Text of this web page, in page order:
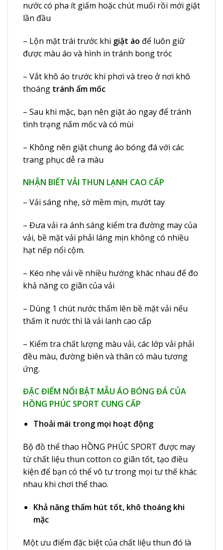
nước có pha ít giấm hoặc chút muối rồi mới giặt
lần đầu
– Lộn mặt trái trước khi giặt áo để luôn giữ
được màu áo và hình in tránh bong tróc
– Vắt khô áo trước khi phơi và treo ở nơi khô
thoáng tránh ẩm mốc
– Sau khi mặc, bạn nên giặt áo ngay để tránh
tình trạng nấm mốc và có mùi
– Không nên giặt chung áo bóng đá với các
trang phục dễ ra màu
NHẬN BIẾT VẢI THUN LẠNH CAO CẤP
– Vải sáng nhẹ, sờ mềm mịn, mướt tay
– Đưa vải ra ánh sáng kiểm tra đường may của
vải, bề mặt vải phải láng mịn không có nhiều
hạt nếp nổi cộm.
– Kéo nhẹ vải về nhiều hướng khác nhau để đo
khả năng co giãn của vải
– Dùng 1 chút nước thấm lên bề mặt vải nếu
thấm ít nước thì là vải lanh cao cấp
– Kiểm tra chất lượng màu vải, các lớp vải phải
đều màu, đường biên và thân có màu tương
ứng.
ĐẶC ĐIỂM NỔI BẬT MẪU ÁO BÓNG ĐÁ CỦA
HỒNG PHÚC SPORT CUNG CẤP
Thoải mái trong mọi hoạt động
Bộ đồ thể thao HỒNG PHÚC SPORT được may
từ chất liệu thun cotton co giãn tốt, tạo điều
kiện để bạn có thể vô tư trong mọi tư thế khác
nhau khi chơi thể thao.
Khả năng thấm hút tốt, khô thoáng khi
mặc
Một ưu điểm đặc biệt của chất liệu thun đó là